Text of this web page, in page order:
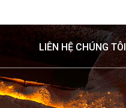
LIÊN HỆ CHÚNG TÔI